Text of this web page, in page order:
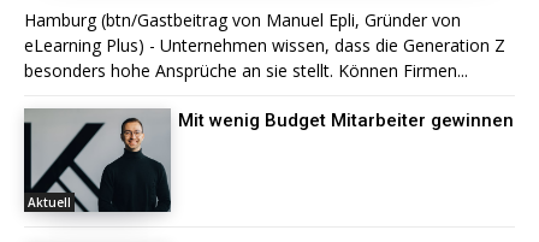
Hamburg (btn/Gastbeitrag von Manuel Epli, Gründer von
eLearning Plus) - Unternehmen wissen, dass die Generation Z
besonders hohe Ansprüche an sie stellt. Können Firmen...
Aktuell
Mit wenig Budget Mitarbeiter gewinnen